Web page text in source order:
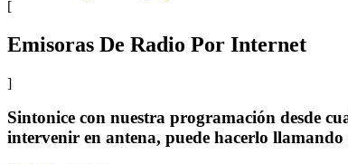
[
Emisoras De Radio Por Internet
]
Sintonice con nuestra programación desde
intervenir en antena, puede hacerlo